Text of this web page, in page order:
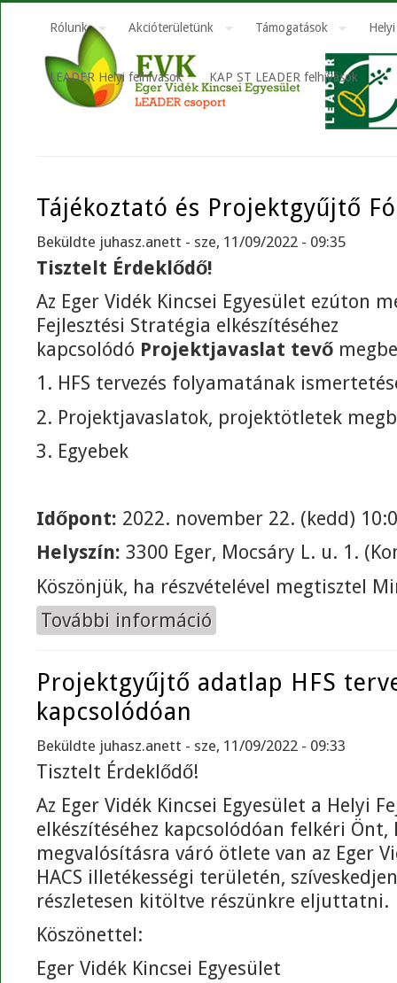
Rólunk Akcióterületünk Támogatások
LEADER Helyi felhívások KAP ST LEADER felhívások
Tájékoztató és Projektgyűjtő
Beküldte juhasz.anett - sze, 11/09/2022 - 09:35
Tisztelt Érdeklődő!
Az Eger Vidék Kincsei Egyesület ezúton
Fejlesztési Stratégia elkészítéséhez
kapcsolódó Projektjavaslat tevő
1. HFS tervezés folyamatának
2. Projektjavaslatok, projektötletek
3. Egyebek
Időpont: 2022. november 22. (kedd)
Helyszín: 3300 Eger, Mocsáry L. u. 1.
Köszönjük, ha részvételével megtisztel
További információ
Projektgyűjtő adatlap HFS
kapcsolódóan
Beküldte juhasz.anett - sze, 11/09/2022 - 09:33
Tisztelt Érdeklődő!
Az Eger Vidék Kincsei Egyesület a Helyi
elkészítéséhez kapcsolódóan felkéri Önt,
megvalósításra váró ötlete van az Eger
HACS illetékességi területén,
részletesen kitöltve részünkre eljuttatni.
Köszönettel:
Eger Vidék Kincsei Egyesület